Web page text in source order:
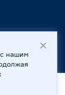
Калининград,
©
нашим